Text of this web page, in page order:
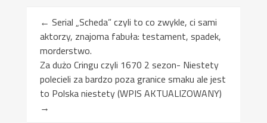
← Serial „Scheda” czyli to co zwykle, ci sami
aktorzy, znajoma fabuła: testament, spadek,
morderstwo.
Za dużo Cringu czyli 1670 2 sezon- Niestety
polecieli za bardzo poza granice smaku ale jest
to Polska niestety (WPIS AKTUALIZOWANY)
→